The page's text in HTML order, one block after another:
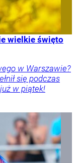
wielkie święto
w Warszawie?
się podczas
w piątek!